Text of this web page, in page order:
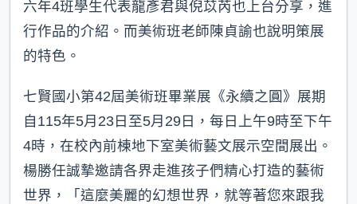
六年4班學生代表龍彥君與倪苡芮也上台分享，進
行作品的介紹。而美術班老師陳貞諭也說明策展
的特色。
七賢國小第42屆美術班畢業展《永續之圓》展期
自115年5月23日至5月29日，每日上午9時至下午
4時，在校內前棟地下室美術藝文展示空間展出。
楊勝任誠摯邀請各界走進孩子們精心打造的藝術
世界，「這麼美麗的幻想世界，就等著您來跟我